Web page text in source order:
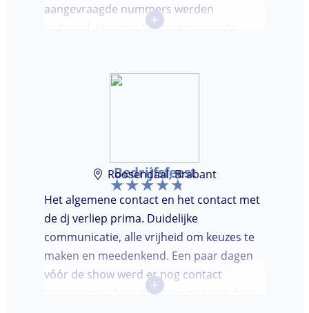
aangevraagde nummers werden
gedraaid. Helemaal tevreden over de
+
Bedrijfsfeest
Roosendaal, Brabant
Het algemene contact en het contact met
de dj verliep prima. Duidelijke
communicatie, alle vrijheid om keuzes te
maken en meedenkend. Een paar dagen
vóór de show werd er nog contact
opgenomen door de dj om nog eea door
+